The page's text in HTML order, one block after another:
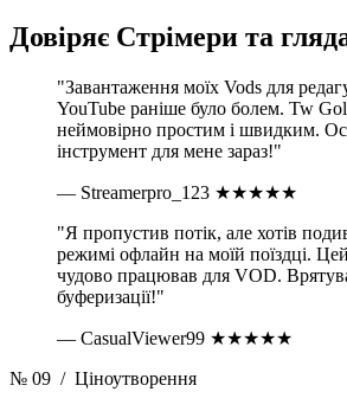
Довіряє Стрімери та
"Завантаження моїх Vods для
YouTube раніше було болем. Tw
неймовірно простим і швидким.
інструмент для мене зараз!"
— Streamerpro_123 ★★★★★
"Я пропустив потік, але хотів
режимі офлайн на моїй поїздці.
чудово працював для VOD.
буферизації!"
— CasualViewer99 ★★★★★
№ 09 / Ціноутворення